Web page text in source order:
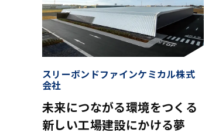
未来につながる環境をつくる
新しい工場建設にかける夢
スリーボンドファインケミカル株式
会社